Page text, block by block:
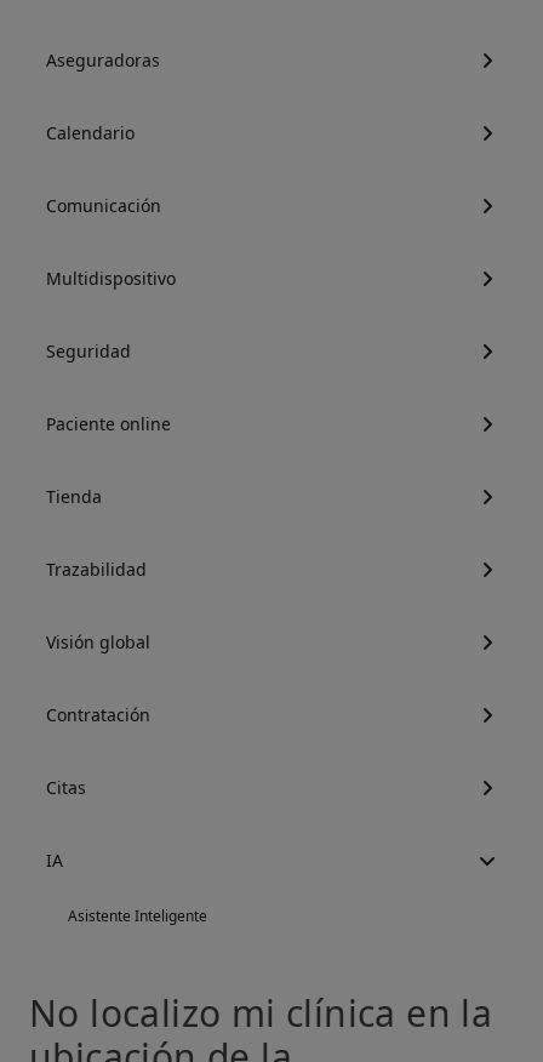
Aseguradoras
Calendario
Comunicación
Multidispositivo
Seguridad
Paciente online
Tienda
Trazabilidad
Visión global
Contratación
Citas
IA
Asistente Inteligente
No localizo mi clínica en la